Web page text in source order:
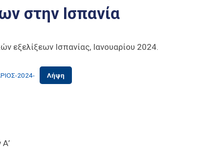
στην Ισπανία
εξελίξεων Ισπανίας, Ιανουαρίου 2024.
2024- Λήψη